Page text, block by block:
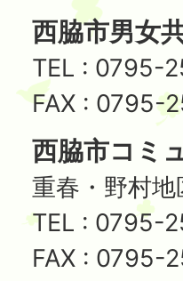
西脇市男女
TEL : 0795-
FAX : 0795-
西脇市コミ
重春・野村地
TEL : 0795-
FAX : 0795-